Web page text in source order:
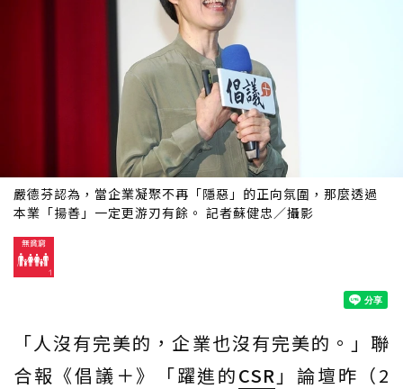
嚴德芬認為，當企業凝聚不再「隱惡」的正向氛圍，那麼透過
本業「揚善」一定更游刃有餘。 記者蘇健忠／攝影
「人沒有完美的，企業也沒有完美的。」聯
合報《倡議＋》「躍進的CSR 」論壇昨（2